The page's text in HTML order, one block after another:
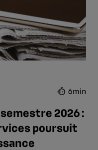
6min
2026 :
poursuit